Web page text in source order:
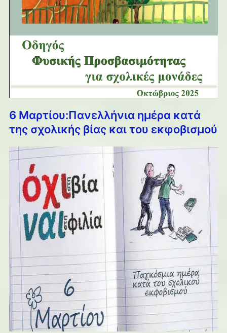
6 Μαρτίου:Πανελλήνια ημέρα κατά
της σχολικής βίας και του εκφοβισμού